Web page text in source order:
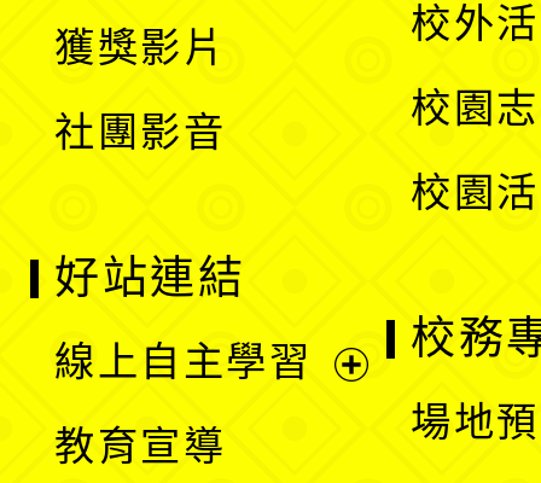
獲獎影片
社團影音
校外
校園
校園
好站連結
線上自主學習
教育宣導
校務
場地